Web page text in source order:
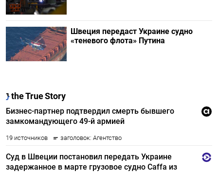
Швеция передаст Украине судно
«теневого флота» Путина